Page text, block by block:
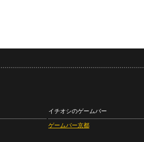
イチオシのゲームバー
ゲームバー京都